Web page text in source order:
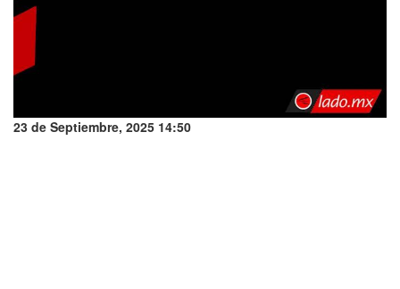
23 de Septiembre, 2025 14:50